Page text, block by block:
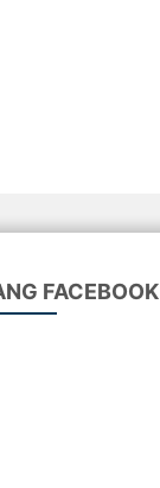
FACEBOOK